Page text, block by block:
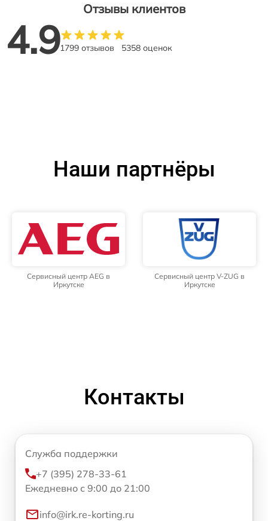
Отзывы клиентов
4.91799 отзывов 5358 оценок
Наши партнёры
Сервисный центр AEG в
Иркутске
Сервисный центр V-ZUG в
Иркутске
Контакты
Служба поддержки
+7 (395) 278-33-61
Ежедневно с 9:00 до 21:00
info@irk.re-korting.ru